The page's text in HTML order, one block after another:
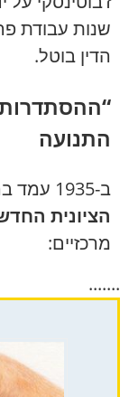
שנות עבודת
הדין בוטל.
התנועה
ב-1935 עמד בראש ז’בוטינסקי
הציונית
מרכזיים:
.......